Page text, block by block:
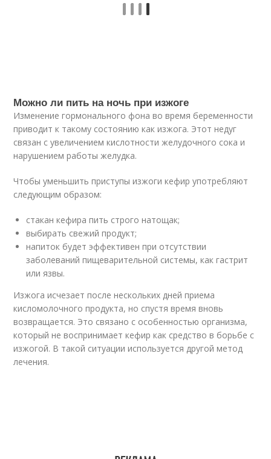
Можно ли пить на ночь при изжоге
Изменение гормонального фона во время беременности
приводит к такому состоянию как изжога. Этот недуг
связан с увеличением кислотности желудочного сока и
нарушением работы желудка.
Чтобы уменьшить приступы изжоги кефир употребляют
следующим образом:
стакан кефира пить строго натощак;
выбирать свежий продукт;
напиток будет эффективен при отсутствии
заболеваний пищеварительной системы, как гастрит
или язвы.
Изжога исчезает после нескольких дней приема
кисломолочного продукта, но спустя время вновь
возвращается. Это связано с особенностью организма,
который не воспринимает кефир как средство в борьбе с
изжогой. В такой ситуации используется другой метод
лечения.